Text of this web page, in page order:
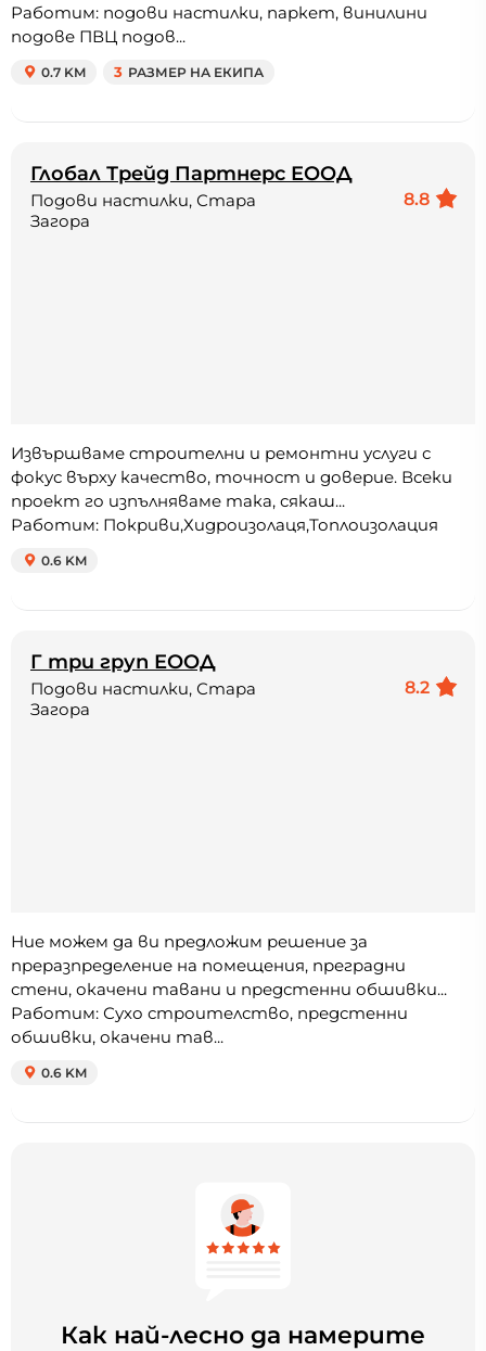
Работим: подови настилки, паркет, винилини
подове ПВЦ подов...
0.7 KM 3 РАЗМЕР НА ЕКИПА
Глобал Трейд Партнерс ЕООД
8.8
Подови настилки, Стара
Загора
Извършваме строителни и ремонтни услуги с
фокус върху качество, точност и доверие. Всеки
проект го изпълняваме така, сякаш...
Работим: Покриви,Хидроизолаця,Топлоизолация
0.6 KM
Г три груп ЕООД
8.2
Подови настилки, Стара
Загора
Ние можем да ви предложим решение за
преразпределение на помещения, преградни
стени, окачени тавани и предстенни обшивки...
Работим: Сухо строителство, предстенни
обшивки, окачени тав...
0.6 KM
Как най-лесно да намерите